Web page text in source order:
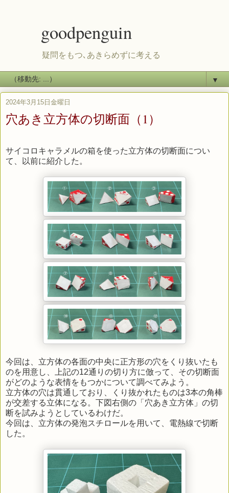
goodpenguin
疑問をもつ､あきらめずに考える
▼
2024年3月15日金曜日
穴あき立方体の切断面（1）
サイコロキャラメルの箱を使った立方体の切断面につい
て、以前に紹介した。
今回は、立方体の各面の中央に正方形の穴をくり抜いたも
のを用意し、上記の12通りの切り方に倣って、その切断面
がどのような表情をもつかについて調べてみよう。
立方体の穴は貫通しており、くり抜かれたものは3本の角棒
が交差する立体になる。下図右側の「穴あき立方体」の切
断を試みようとしているわけだ。
今回は、立方体の発泡スチロールを用いて、電熱線で切断
した。